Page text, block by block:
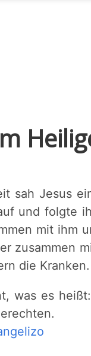
sah Jesus
und folgte
mit ihm
zusammen
die Kranken.
was es